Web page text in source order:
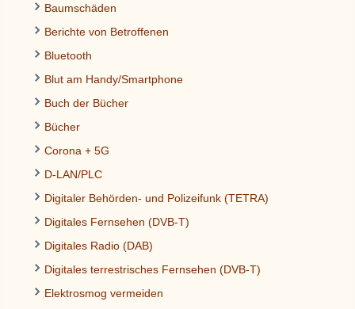
Baumschäden
Berichte von Betroffenen
Bluetooth
Blut am Handy/Smartphone
Buch der Bücher
Bücher
Corona + 5G
D-LAN/PLC
Digitaler Behörden- und Polizeifunk (TETRA)
Digitales Fernsehen (DVB-T)
Digitales Radio (DAB)
Digitales terrestrisches Fernsehen (DVB-T)
Elektrosmog vermeiden